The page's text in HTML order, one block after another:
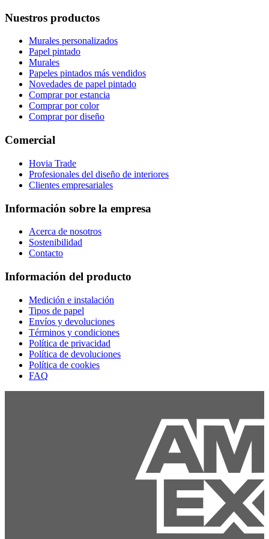
Nuestros productos
Murales personalizados
Papel pintado
Murales
Papeles pintados más vendidos
Novedades de papel pintado
Comprar por estancia
Comprar por color
Comprar por diseño
Comercial
Hovia Trade
Profesionales del diseño de interiores
Clientes empresariales
Información sobre la empresa
Acerca de nosotros
Sostenibilidad
Contacto
Información del producto
Medición e instalación
Tipos de papel
Envíos y devoluciones
Términos y condiciones
Política de privacidad
Política de devoluciones
Política de cookies
FAQ